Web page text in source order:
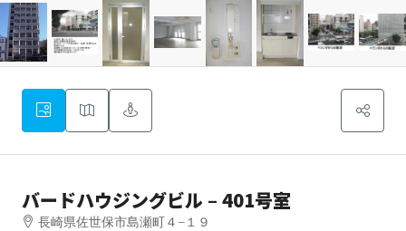
バードハウジングビル – 401号室
長崎県佐世保市島瀬町４−１９